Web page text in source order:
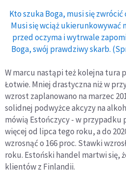
Kto szuka Boga, musi się
Musi się wciąż ukierunkowywać
przed oczyma i wytrwale
Boga, swój prawdziwy skarb.
W marcu nastąpi też kolejna tura
Łotwie. Mniej drastyczna niż w
wzrost zaplanowano na marzec
solidnej podwyżce akcyzy na
mówią Estończycy - w przypadku
więcej od lipca tego roku, a do
wzrosnąć o 166 proc. Stawki
roku. Estoński handel martwi się,
klientów z Finlandii.